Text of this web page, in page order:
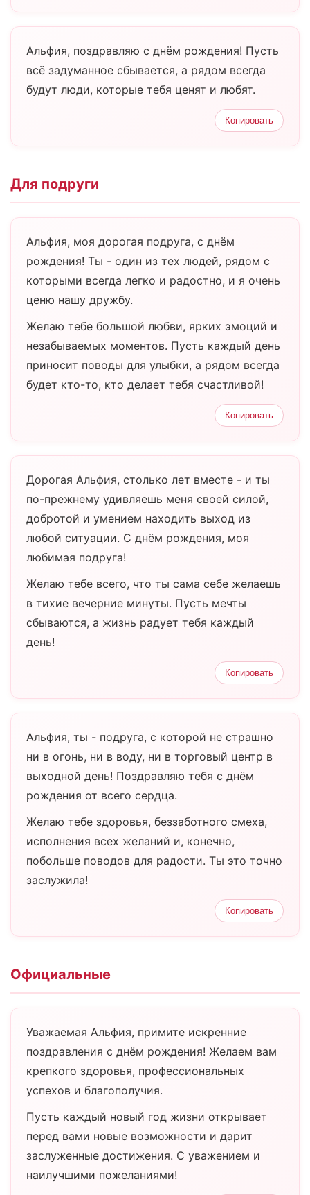
Альфия, поздравляю с днём рождения! Пусть
всё задуманное сбывается, а рядом всегда
будут люди, которые тебя ценят и любят.
Копировать
Для подруги
Альфия, моя дорогая подруга, с днём
рождения! Ты - один из тех людей, рядом с
которыми всегда легко и радостно, и я очень
ценю нашу дружбу.
Желаю тебе большой любви, ярких эмоций и
незабываемых моментов. Пусть каждый день
приносит поводы для улыбки, а рядом всегда
будет кто-то, кто делает тебя счастливой!
Копировать
Дорогая Альфия, столько лет вместе - и ты
по-прежнему удивляешь меня своей силой,
добротой и умением находить выход из
любой ситуации. С днём рождения, моя
любимая подруга!
Желаю тебе всего, что ты сама себе желаешь
в тихие вечерние минуты. Пусть мечты
сбываются, а жизнь радует тебя каждый
день!
Копировать
Альфия, ты - подруга, с которой не страшно
ни в огонь, ни в воду, ни в торговый центр в
выходной день! Поздравляю тебя с днём
рождения от всего сердца.
Желаю тебе здоровья, беззаботного смеха,
исполнения всех желаний и, конечно,
побольше поводов для радости. Ты это точно
заслужила!
Копировать
Официальные
Уважаемая Альфия, примите искренние
поздравления с днём рождения! Желаем вам
крепкого здоровья, профессиональных
успехов и благополучия.
Пусть каждый новый год жизни открывает
перед вами новые возможности и дарит
заслуженные достижения. С уважением и
наилучшими пожеланиями!